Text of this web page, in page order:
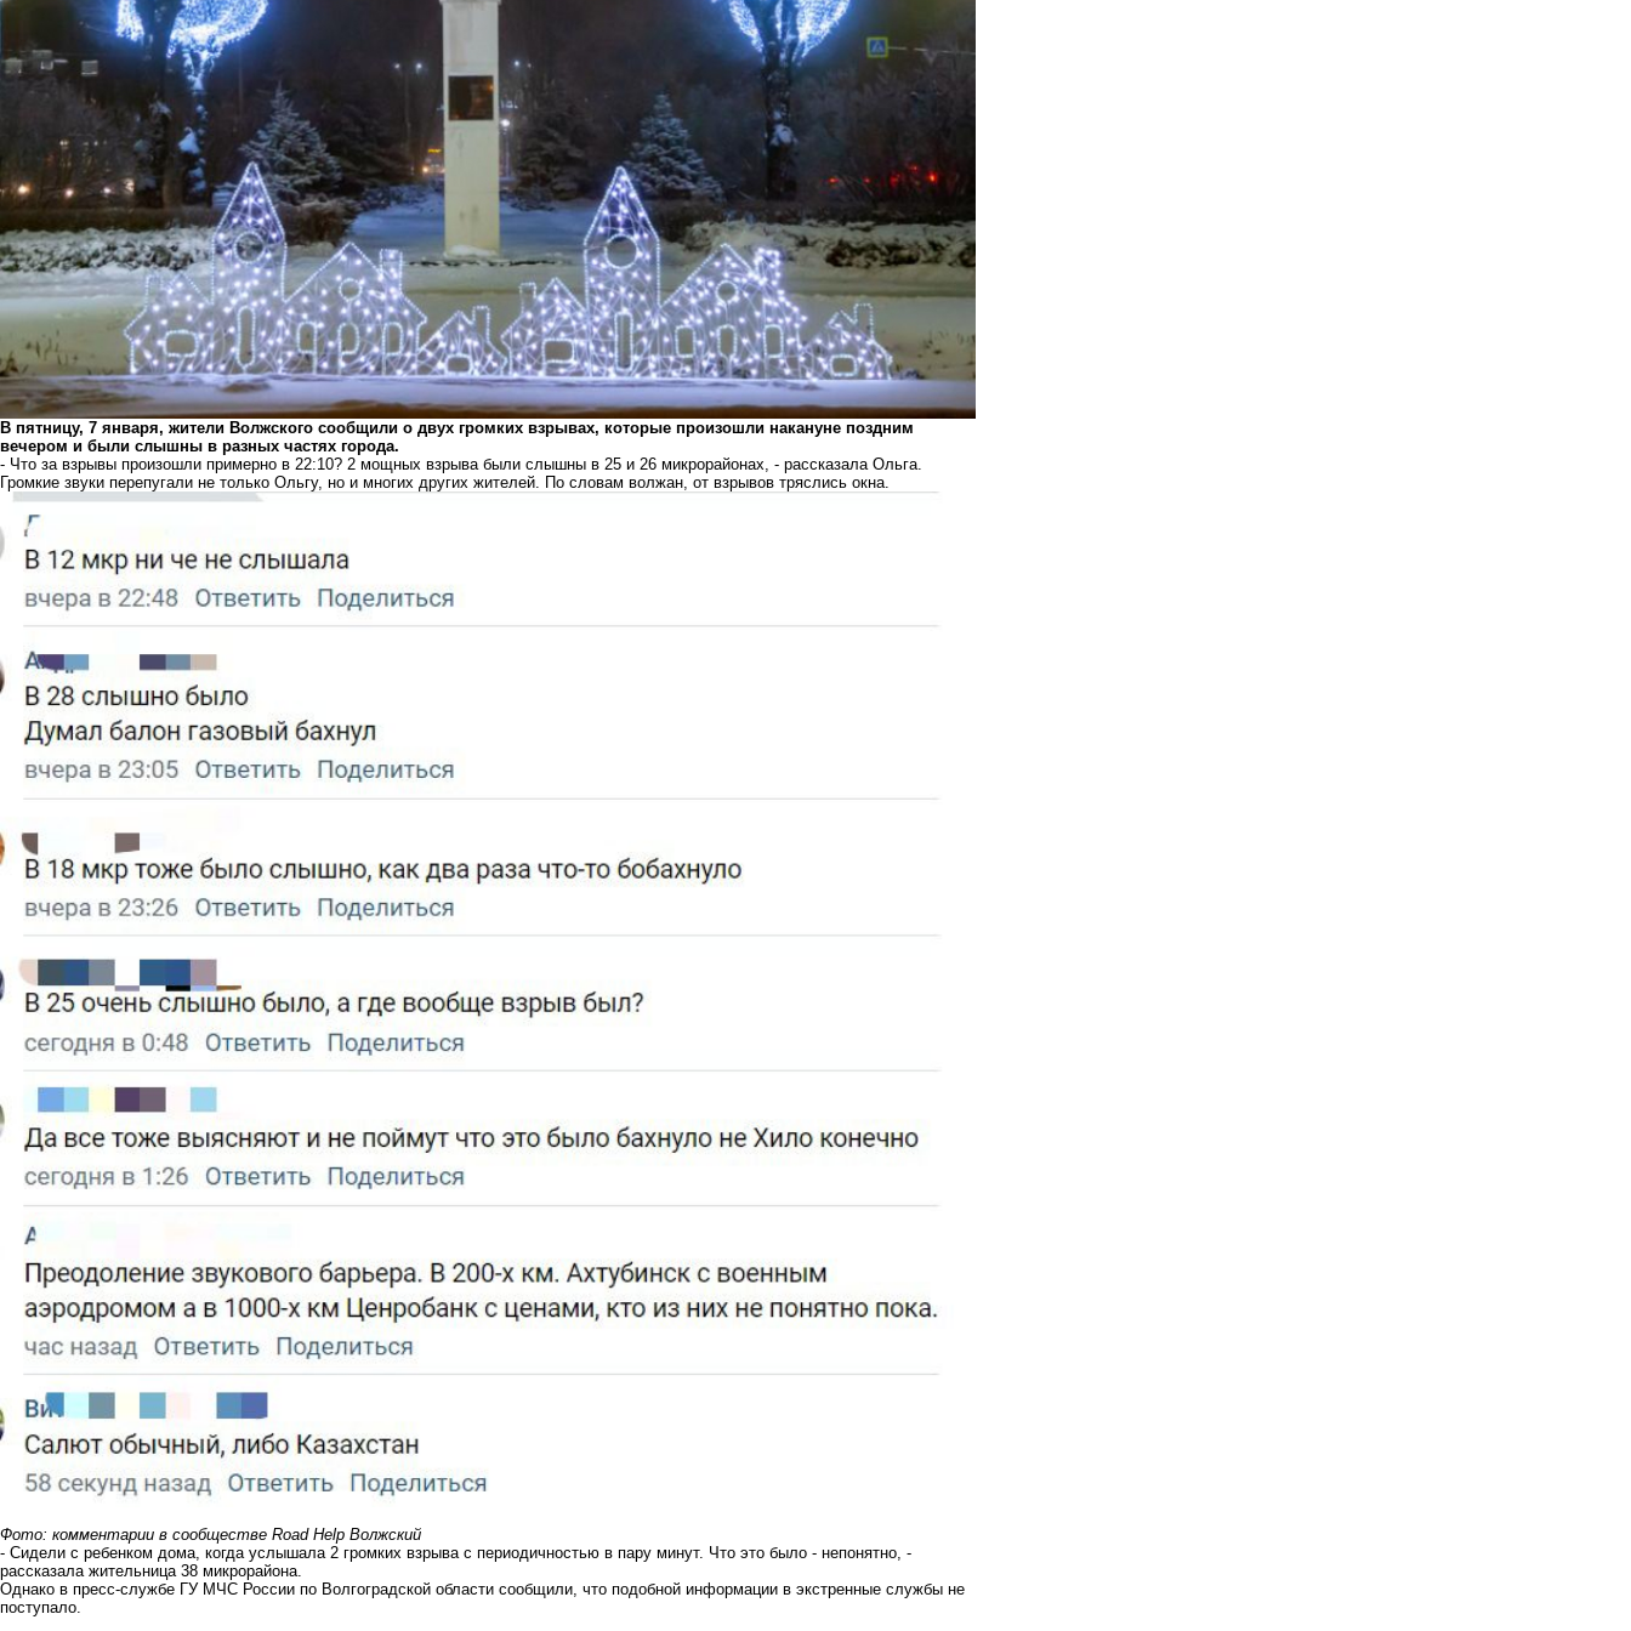
В пятницу, 7 января, жители Волжского сообщили о двух громких взрывах, которые произошли накануне поздним
вечером и были слышны в разных частях города.
- Что за взрывы произошли примерно в 22:10? 2 мощных взрыва были слышны в 25 и 26 микрорайонах, - рассказала Ольга.
Громкие звуки перепугали не только Ольгу, но и многих других жителей. По словам волжан, от взрывов тряслись окна.
Фото: комментарии в сообществе Road Help Волжский
- Сидели с ребенком дома, когда услышала 2 громких взрыва с периодичностью в пару минут. Что это было - непонятно, -
рассказала жительница 38 микрорайона.
Однако в пресс-службе ГУ МЧС России по Волгоградской области сообщили, что подобной информации в экстренные службы не
поступало.